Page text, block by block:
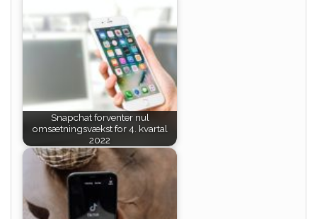
Snapchat forventer nul
omsætningsvækst for 4. kvartal
2022